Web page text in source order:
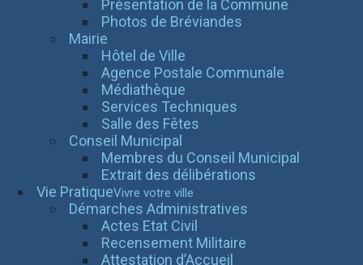
Présentation de la Commune
Photos de Bréviandes
Mairie
Hôtel de Ville
Agence Postale Communale
Médiathèque
Services Techniques
Salle des Fêtes
Conseil Municipal
Membres du Conseil Municipal
Extrait des délibérations
Vie PratiqueVivre votre ville
Démarches Administratives
Actes Etat Civil
Recensement Militaire
Attestation d’Accueil